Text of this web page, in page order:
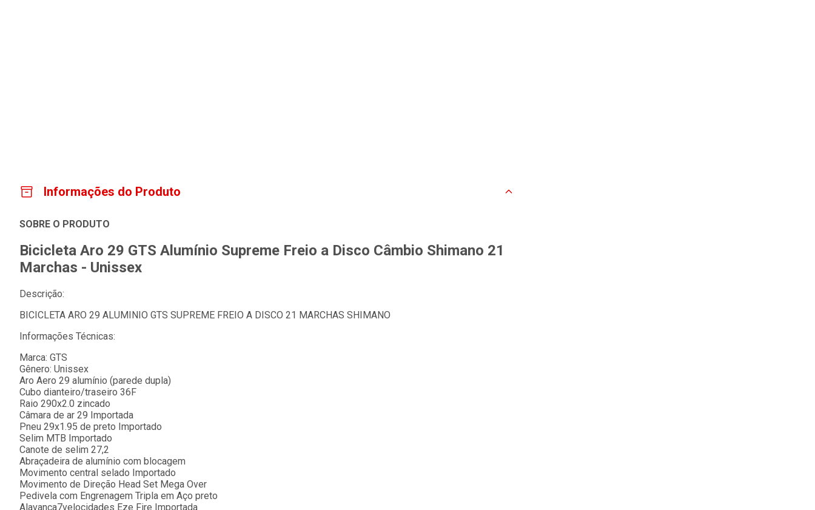
Informações do Produto
SOBRE O PRODUTO
Bicicleta Aro 29 GTS Alumínio Supreme Freio a Disco Câmbio Shimano 21
Marchas - Unissex
Descrição:
BICICLETA ARO 29 ALUMINIO GTS SUPREME FREIO A DISCO 21 MARCHAS SHIMANO
Informações Técnicas:
Marca: GTS
Gênero: Unissex
Aro Aero 29 alumínio (parede dupla)
Cubo dianteiro/traseiro 36F
Raio 290x2.0 zincado
Câmara de ar 29 Importada
Pneu 29x1.95 de preto Importado
Selim MTB Importado
Canote de selim 27,2
Abraçadeira de alumínio com blocagem
Movimento central selado Importado
Movimento de Direção Head Set Mega Over
Pedivela com Engrenagem Tripla em Aço preto
Alavanca7velocidades Eze Fire Importada